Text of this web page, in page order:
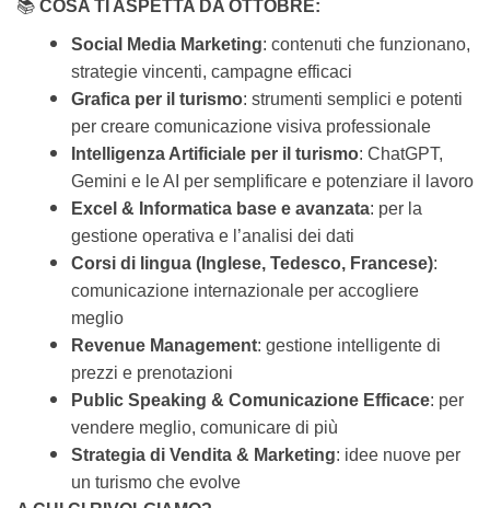
📚 COSA TI ASPETTA DA OTTOBRE:
Social Media Marketing: contenuti che funzionano,
strategie vincenti, campagne efficaci
Grafica per il turismo: strumenti semplici e potenti
per creare comunicazione visiva professionale
Intelligenza Artificiale per il turismo: ChatGPT,
Gemini e le AI per semplificare e potenziare il lavoro
Excel & Informatica base e avanzata: per la
gestione operativa e l’analisi dei dati
Corsi di lingua (Inglese, Tedesco, Francese):
comunicazione internazionale per accogliere
meglio
Revenue Management: gestione intelligente di
prezzi e prenotazioni
Public Speaking & Comunicazione Efficace: per
vendere meglio, comunicare di più
Strategia di Vendita & Marketing: idee nuove per
un turismo che evolve